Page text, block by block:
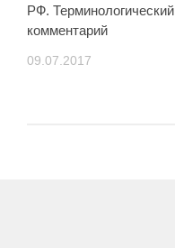
РФ. Терминологический
комментарий
09.07.2017